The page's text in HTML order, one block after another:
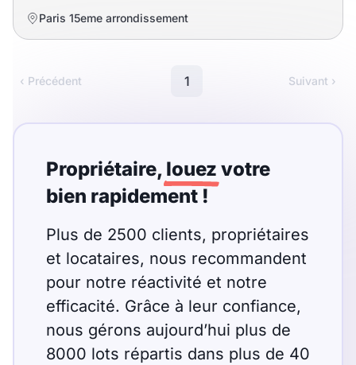
Paris 15eme arrondissement
‹ Précédent 1 Suivant ›
Propriétaire, louez votre
bien rapidement !
Plus de 2500 clients, propriétaires
et locataires, nous recommandent
pour notre réactivité et notre
efficacité. Grâce à leur confiance,
nous gérons aujourd’hui plus de
8000 lots répartis dans plus de 40